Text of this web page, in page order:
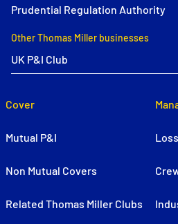
Prudential Regulation Authority
Other Thomas Miller businesses
Cover
Mutual P&I
Non Mutual Covers
Related Thomas Miller Clubs